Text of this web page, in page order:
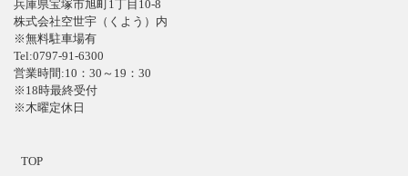
兵庫県宝塚市旭町1丁目10-8
株式会社空世宇（くよう）内
※無料駐車場有
Tel:0797-91-6300
営業時間:10：30～19：30
※18時最終受付
※木曜定休日
TOP